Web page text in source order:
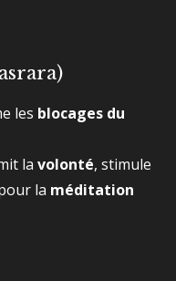
les blocages du
la volonté, stimule
la méditation